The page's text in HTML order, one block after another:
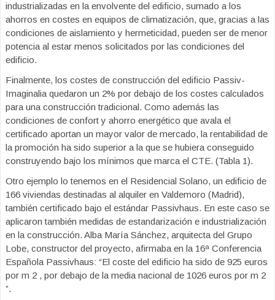
industrializadas en la envolvente del edificio, sumado a los
ahorros en costes en equipos de climatización, que, gracias a las
condiciones de aislamiento y hermeticidad, pueden ser de menor
potencia al estar menos solicitados por las condiciones del
edificio.
Finalmente, los costes de construcción del edificio Passiv-
Imaginalia quedaron un 2% por debajo de los costes calculados
para una construcción tradicional. Como además las
condiciones de confort y ahorro energético que avala el
certificado aportan un mayor valor de mercado, la rentabilidad de
la promoción ha sido superior a la que se hubiera conseguido
construyendo bajo los mínimos que marca el CTE. (Tabla 1).
Otro ejemplo lo tenemos en el Residencial Solano, un edificio de
166 viviendas destinadas al alquiler en Valdemoro (Madrid),
también certificado bajo el estándar Passivhaus. En este caso se
aplicaron también medidas de estandarización e industrialización
en la construcción. Alba María Sánchez, arquitecta del Grupo
Lobe, constructor del proyecto, afirmaba en la 16ª Conferencia
Española Passivhaus: “El coste del edificio ha sido de 925 euros
por m 2 , por debajo de la media nacional de 1026 euros por m 2
”.